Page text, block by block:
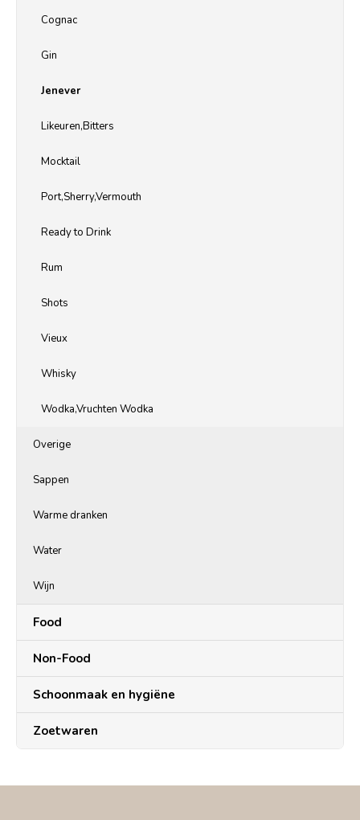
Cognac
Gin
Jenever
Likeuren,Bitters
Mocktail
Port,Sherry,Vermouth
Ready to Drink
Rum
Shots
Vieux
Whisky
Wodka,Vruchten Wodka
Overige
Sappen
Warme dranken
Water
Wijn
Food
Non-Food
Schoonmaak en hygiëne
Zoetwaren